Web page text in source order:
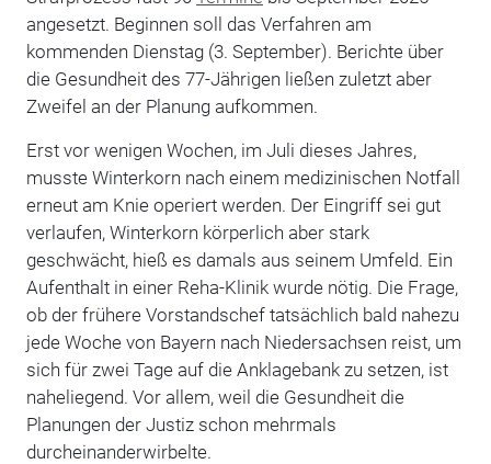
angesetzt. Beginnen soll das Verfahren am
kommenden Dienstag (3. September). Berichte über
die Gesundheit des 77-Jährigen ließen zuletzt aber
Zweifel an der Planung aufkommen.
Erst vor wenigen Wochen, im Juli dieses Jahres,
musste Winterkorn nach einem medizinischen Notfall
erneut am Knie operiert werden. Der Eingriff sei gut
verlaufen, Winterkorn körperlich aber stark
geschwächt, hieß es damals aus seinem Umfeld. Ein
Aufenthalt in einer Reha-Klinik wurde nötig. Die Frage,
ob der frühere Vorstandschef tatsächlich bald nahezu
jede Woche von Bayern nach Niedersachsen reist, um
sich für zwei Tage auf die Anklagebank zu setzen, ist
naheliegend. Vor allem, weil die Gesundheit die
Planungen der Justiz schon mehrmals
durcheinanderwirbelte.